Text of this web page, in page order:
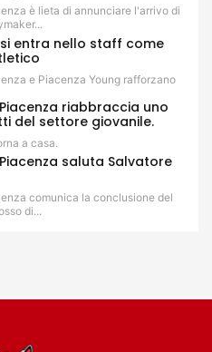
è lieta di annunciare l'arrivo di
entra nello staff come
e Piacenza Young rafforzano
riabbraccia uno
del settore giovanile.
a casa.
saluta Salvatore
comunica la conclusione del
di...